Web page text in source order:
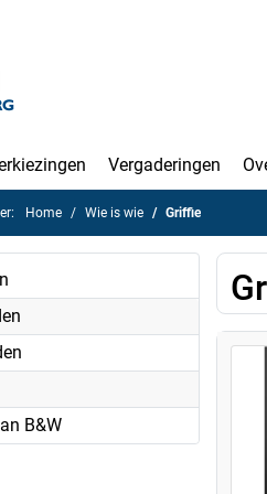
Vergaderingen
Home Wie is wie Griffie
B&W